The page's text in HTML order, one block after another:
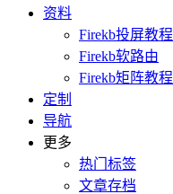
资料
Firekb投屏教程
Firekb软路由
Firekb矩阵教程
定制
导航
更多
热门标签
文章存档